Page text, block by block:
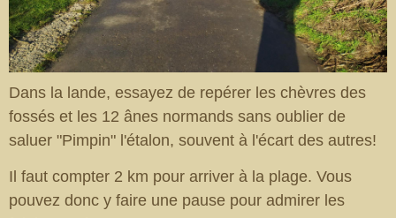
Dans la lande, essayez de repérer les chèvres des
fossés et les 12 ânes normands sans oublier de
saluer "Pimpin" l'étalon, souvent à l'écart des autres!
Il faut compter 2 km pour arriver à la plage. Vous
pouvez donc y faire une pause pour admirer les